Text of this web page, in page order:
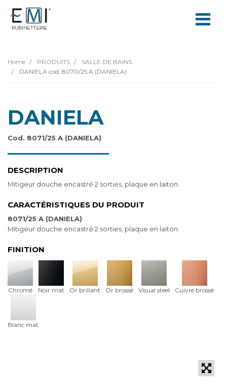
Home PRODUITS
SALLE DE BAINS
DANIELA cod. 8070/25 A (DANIELA)
DANIELA
Cod. 8071/25 A (DANIELA)
DESCRIPTION
Mitigeur douche encastré 2 sorties, plaque en laiton.
CARACTÉRISTIQUES DU PRODUIT
8071/25 A (DANIELA)
Mitigeur douche encastré 2 sorties, plaque en laiton.
FINITION
Chromé Noir mat Or brillant Or brossé Visual steel Cuivre brossé
Blanc mat